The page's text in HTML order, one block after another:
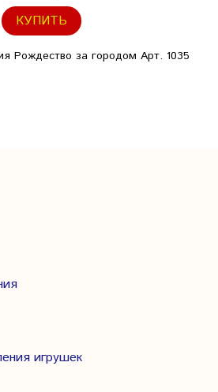
КУПИТЬ
Рождество за городом Арт. 1035
игрушек